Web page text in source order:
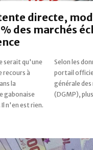
directe,
des marchés
serait qu'une
recours à
la
gabonaise
n'en est rien.
issues du
Direction
(DGMP),